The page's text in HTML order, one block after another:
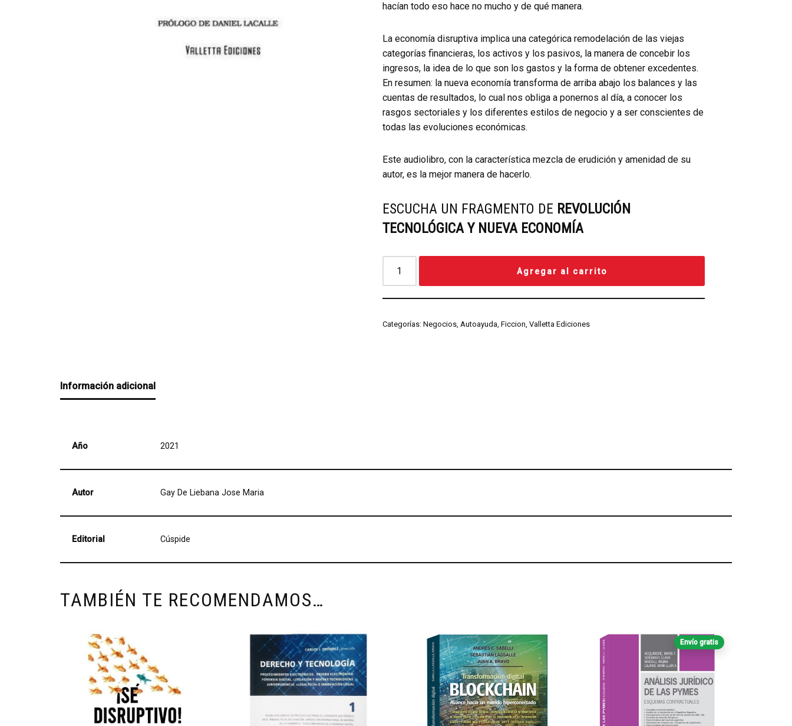
hacían todo eso hace no mucho y de qué manera.
La economía disruptiva implica una categórica remodelación de las viejas
categorías financieras, los activos y los pasivos, la manera de concebir los
ingresos, la idea de lo que son los gastos y la forma de obtener excedentes.
En resumen: la nueva economía transforma de arriba abajo los balances y las
cuentas de resultados, lo cual nos obliga a ponernos al día, a conocer los
rasgos sectoriales y los diferentes estilos de negocio y a ser conscientes de
todas las evoluciones económicas.
Este audiolibro, con la característica mezcla de erudición y amenidad de su
autor, es la mejor manera de hacerlo.
ESCUCHA UN FRAGMENTO DE REVOLUCIÓN
TECNOLÓGICA Y NUEVA ECONOMÍA
Agregar al carrito
Categorías:Negocios, Autoayuda, Ficcion,Valletta Ediciones
Información adicional
Año 2021
Autor Gay De Liebana Jose Maria
Editorial Cúspide
TAMBIÉN TE RECOMENDAMOS…
Envío gratis